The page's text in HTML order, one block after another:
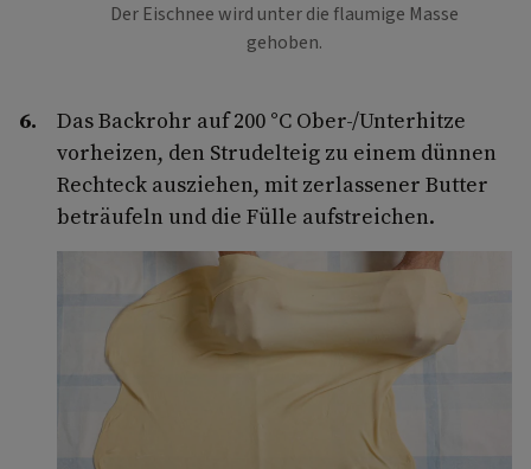
Der Eischnee wird unter die flaumige Masse
gehoben.
Das Backrohr auf 200 °C Ober-/Unterhitze
vorheizen, den Strudelteig zu einem dünnen
Rechteck ausziehen, mit zerlassener Butter
beträufeln und die Fülle aufstreichen.